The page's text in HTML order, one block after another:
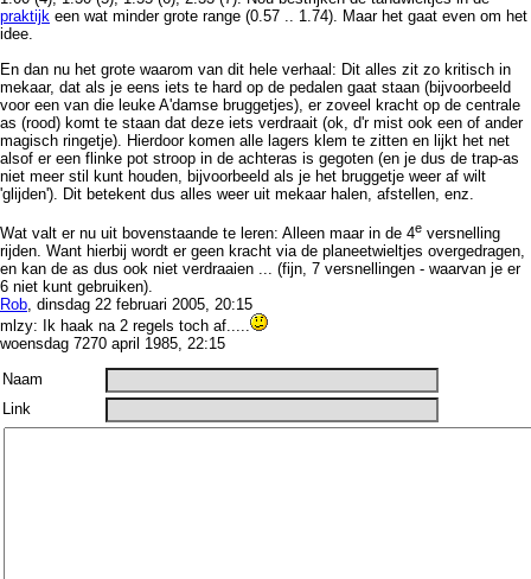
praktijk een wat minder grote range (0.57 .. 1.74). Maar het gaat even om het
idee.
En dan nu het grote waarom van dit hele verhaal: Dit alles zit zo kritisch in
mekaar, dat als je eens iets te hard op de pedalen gaat staan (bijvoorbeeld
voor een van die leuke A'damse bruggetjes), er zoveel kracht op de centrale
as (rood) komt te staan dat deze iets verdraait (ok, d'r mist ook een of ander
magisch ringetje). Hierdoor komen alle lagers klem te zitten en lijkt het net
alsof er een flinke pot stroop in de achteras is gegoten (en je dus de trap-as
niet meer stil kunt houden, bijvoorbeeld als je het bruggetje weer af wilt
'glijden'). Dit betekent dus alles weer uit mekaar halen, afstellen, enz.
Wat valt er nu uit bovenstaande te leren: Alleen maar in de 4e versnelling
rijden. Want hierbij wordt er geen kracht via de planeetwieltjes overgedragen,
en kan de as dus ook niet verdraaien ... (fijn, 7 versnellingen - waarvan je er
6 niet kunt gebruiken).
Rob, dinsdag 22 februari 2005, 20:15
mlzy: Ik haak na 2 regels toch af.....
woensdag 7270 april 1985, 22:15
Naam
Link